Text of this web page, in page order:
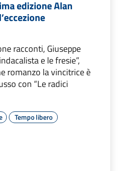
edizione Alan
racconti, Giuseppe
e le fresie”,
romanzo la vincitrice è
con “Le radici
Tempo libero